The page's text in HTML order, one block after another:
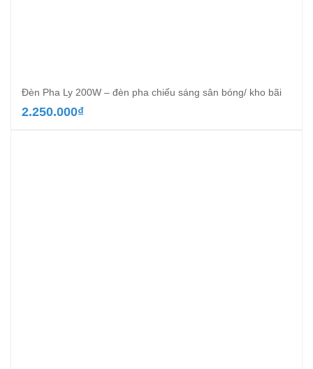
Đèn Pha Ly 200W – đèn pha chiếu sáng sân bóng/ kho bãi
2.250.000₫